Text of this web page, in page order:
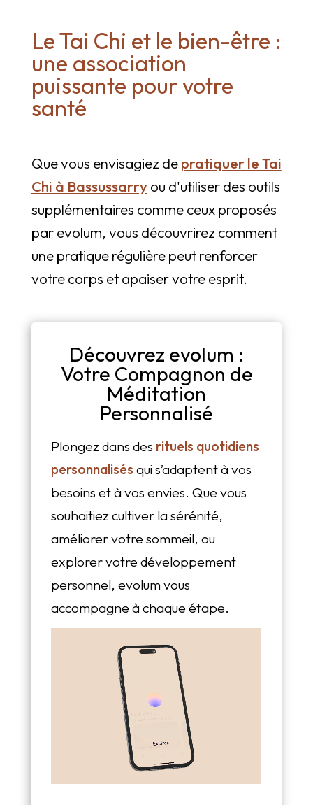
Le Tai Chi et le bien-être :
une association
puissante pour votre
santé
Que vous envisagiez depratiquer le Tai
Chi à Bassussarryou d'utiliser des outils
supplémentaires comme ceux proposés
par evolum, vous découvrirez comment
une pratique régulière peut renforcer
votre corps et apaiser votre esprit.
Découvrez evolum :
Votre Compagnon de
Méditation
Personnalisé
Plongez dans des rituels quotidiens
personnalisés qui s’adaptent à vos
besoins et à vos envies. Que vous
souhaitiez cultiver la sérénité,
améliorer votre sommeil, ou
explorer votre développement
personnel, evolum vous
accompagne à chaque étape.